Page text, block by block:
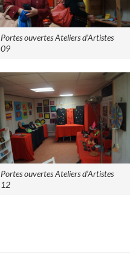
Portes ouvertes Ateliers d’Artistes
09
Portes ouvertes Ateliers d’Artistes
12